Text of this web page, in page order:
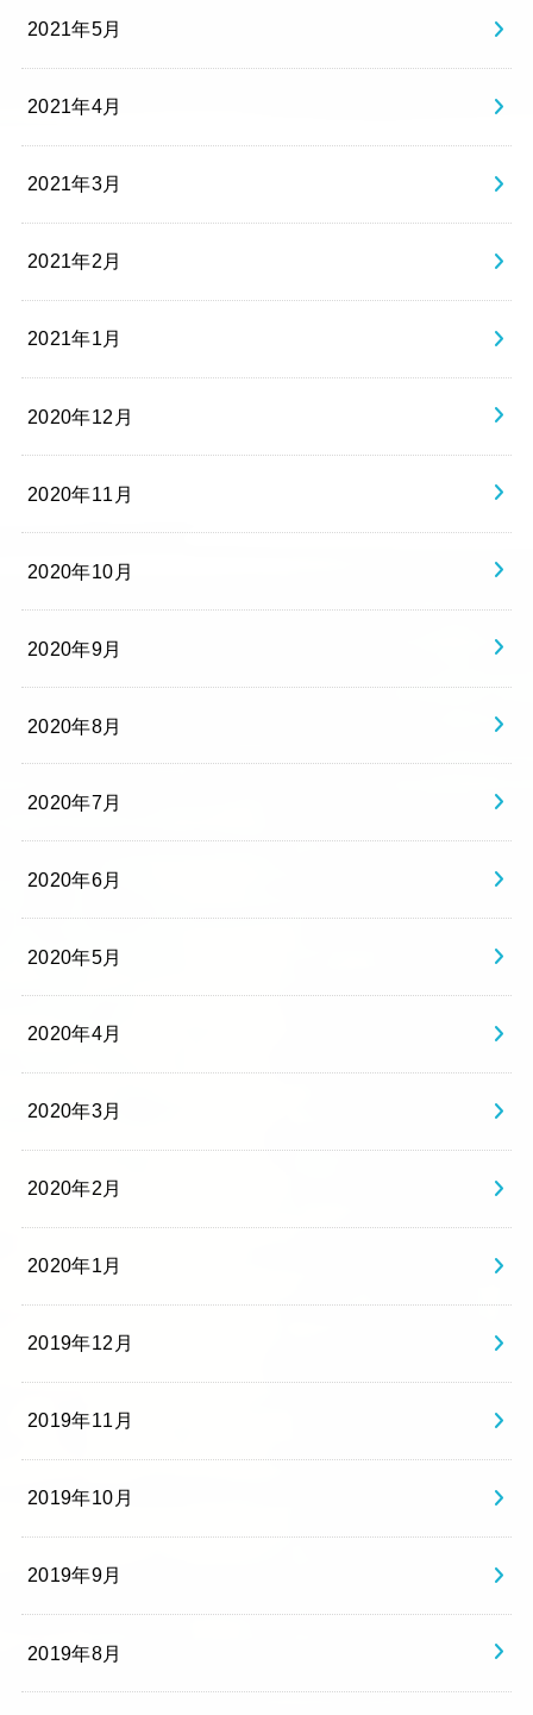
2021年5月
2021年4月
2021年3月
2021年2月
2021年1月
2020年12月
2020年11月
2020年10月
2020年9月
2020年8月
2020年7月
2020年6月
2020年5月
2020年4月
2020年3月
2020年2月
2020年1月
2019年12月
2019年11月
2019年10月
2019年9月
2019年8月